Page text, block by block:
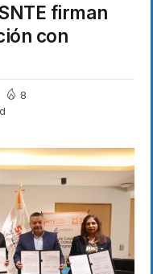
firman
con
8